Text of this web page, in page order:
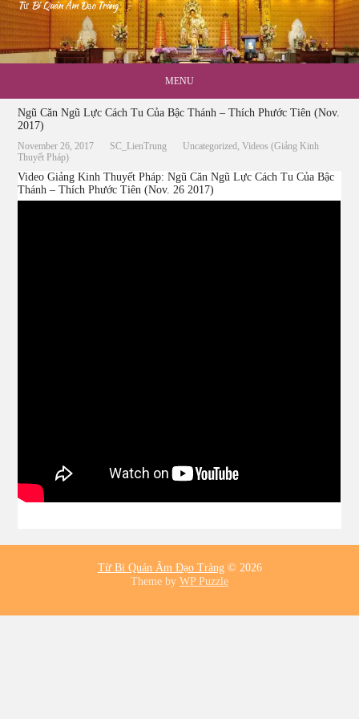
Từ Bi Quán Âm Đạo Tràng
MENU
Ngũ Căn Ngũ Lực Cách Tu Của Bậc Thánh – Thích Phước Tiên (Nov.
2017)
November 26, 2017 SC_LienTrung Uncategorized ,Videos (Giảng Kinh
Thuyết Pháp)
Video Giảng Kinh Thuyết Pháp: Ngũ Căn Ngũ Lực Cách Tu Của Bậc
Thánh – Thích Phước Tiên (Nov. 26 2017)
Từ Bi Quán Âm Đạo Tràng© 2026
Theme by WP Puzzle